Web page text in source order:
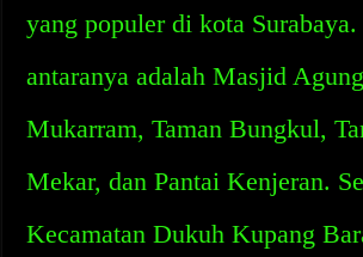
yang populer di kota
antaranya adalah Masjid
Mukarram, Taman Bungkul,
Mekar, dan Pantai Kenjeran.
Kecamatan Dukuh Kupang